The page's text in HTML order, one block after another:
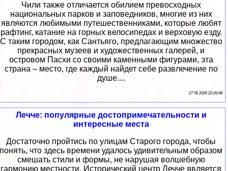
Чили также отличается обилием превосходных
национальных парков и заповедников, многие из них
являются любимыми путешественниками, которые любят
рафтинг, катание на горных велосипедах и верховую езду.
С таким городом, как Сантьяго, предлагающим множество
прекрасных музеев и художественных галерей, и
островом Пасхи со своими каменными фигурами, эта
страна – место, где каждый найдет себе развлечение по
душе....
27 06 2026 22:26:48
Лечче: популярные достопримечательности и
интересные места
Достаточно пройтись по улицам Старого города, чтобы
понять, что здесь времени удалось удивительным образом
смешать стили и формы, не нарушая волшебную
гармонию местности. Исторический центр Лечче является